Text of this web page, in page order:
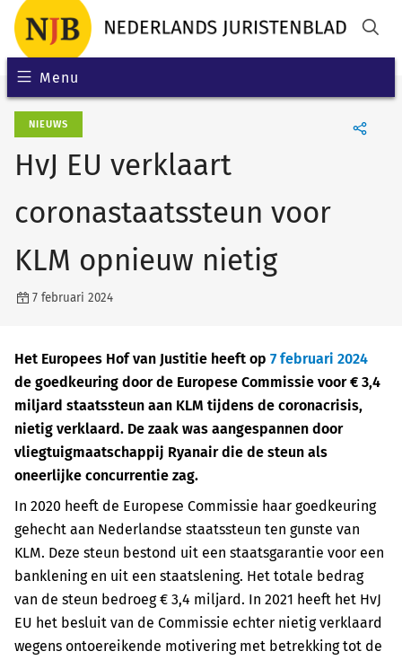
Menu
NIEUWS
HvJ EU verklaart
coronastaatssteun voor
KLM opnieuw nietig
7 februari 2024
Het Europees Hof van Justitie heeft op 7 februari 2024
de goedkeuring door de Europese Commissie voor € 3,4
miljard staatssteun aan KLM tijdens de coronacrisis,
nietig verklaard. De zaak was aangespannen door
vliegtuigmaatschappij Ryanair die de steun als
oneerlijke concurrentie zag.
In 2020 heeft de Europese Commissie haar goedkeuring
gehecht aan Nederlandse staatssteun ten gunste van
KLM. Deze steun bestond uit een staatsgarantie voor een
banklening en uit een staatslening. Het totale bedrag
van de steun bedroeg € 3,4 miljard. In 2021 heeft het HvJ
EU het besluit van de Commissie echter nietig verklaard
wegens ontoereikende motivering met betrekking tot de